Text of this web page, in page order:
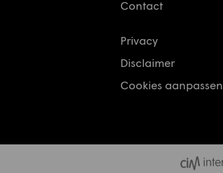
Contact
Privacy
Disclaimer
Cookies aanpassen